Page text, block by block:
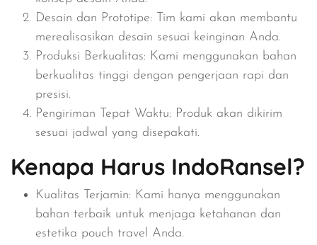
Desain dan Prototipe: Tim kami akan membantu
merealisasikan desain sesuai keinginan Anda.
Produksi Berkualitas: Kami menggunakan bahan
berkualitas tinggi dengan pengerjaan rapi dan
presisi.
Pengiriman Tepat Waktu: Produk akan dikirim
sesuai jadwal yang disepakati.
Kenapa Harus IndoRansel?
Kualitas Terjamin: Kami hanya menggunakan
bahan terbaik untuk menjaga ketahanan dan
estetika pouch travel Anda.